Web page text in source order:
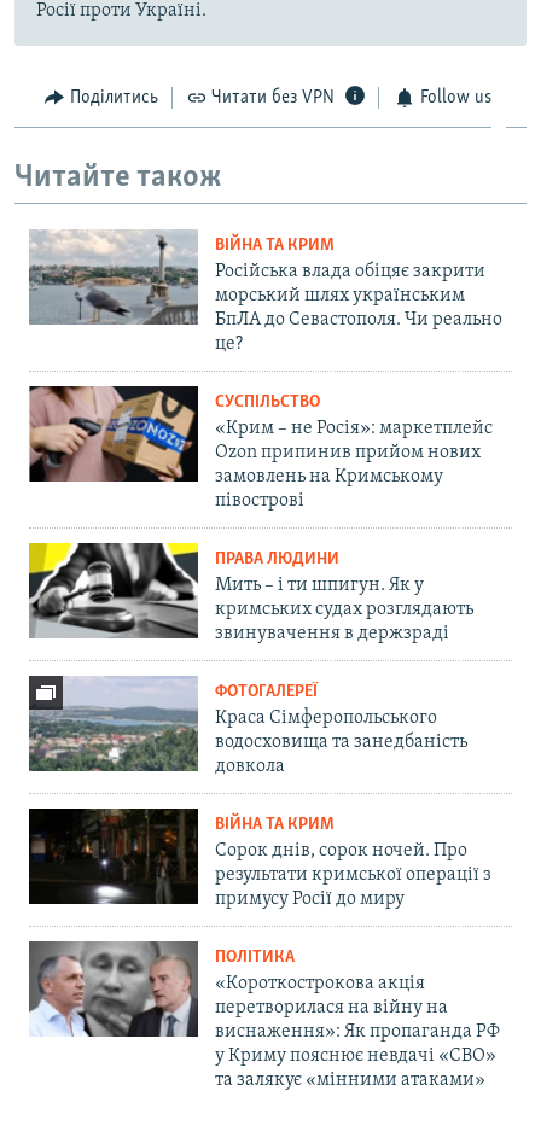
Росії проти Україні.
Поділитись Читати без VPN Follow us
Читайте також
ВІЙНА ТА КРИМ
Російська влада обіцяє закрити
морський шлях українським
БпЛА до Севастополя. Чи реально
це?
СУСПІЛЬСТВО
«Крим – не Росія»: маркетплейс
Ozon припинив прийом нових
замовлень на Кримському
півострові
ПРАВА ЛЮДИНИ
Мить – і ти шпигун. Як у
кримських судах розглядають
звинувачення в держзраді
ФОТОГАЛЕРЕЇ
Краса Сімферопольського
водосховища та занедбаність
довкола
ВІЙНА ТА КРИМ
Сорок днів, сорок ночей. Про
результати кримської операції з
примусу Росії до миру
ПОЛІТИКА
«Короткострокова акція
перетворилася на війну на
виснаження»: Як пропаганда РФ
у Криму пояснює невдачі «СВО»
та залякує «мінними атаками»